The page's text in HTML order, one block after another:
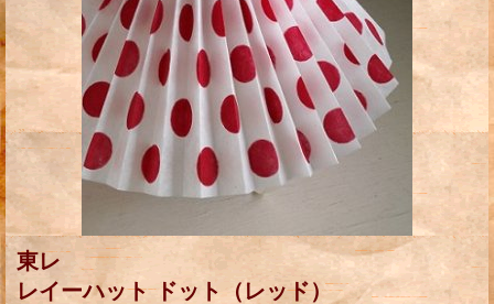
東レ
レイーハット ドット（レッド）